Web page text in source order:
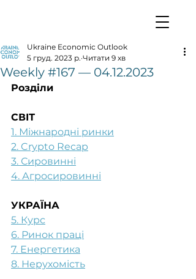
Weekly #167 — 04.12.2023
Ukraine Economic Outlook
5 груд. 2023 р. Читати 9 хв
Розділи
СВІТ
1. Міжнародні ринки
2. Crypto Recap
3. Сировинні
4. Агросировинні
УКРАЇНА
5. Курс
6. Ринок праці
7. Енергетика
8. Нерухомість